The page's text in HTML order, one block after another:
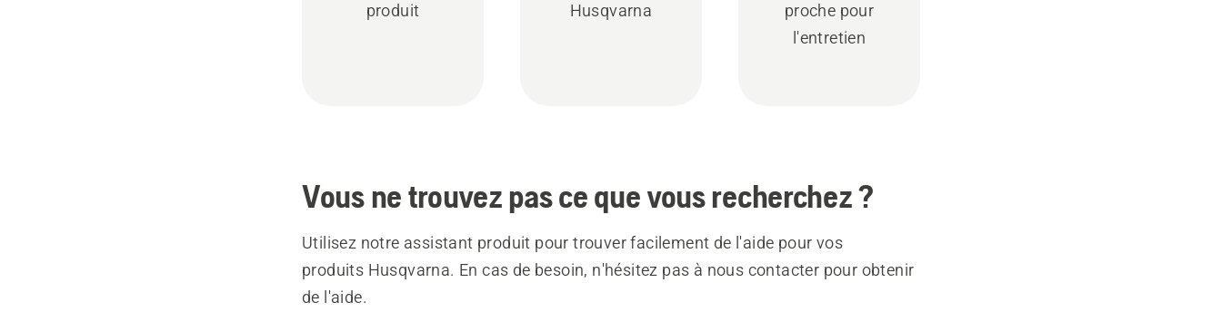
produit
Husqvarna
proche pour
l'entretien
Vous ne trouvez pas ce que vous recherchez ?
Utilisez notre assistant produit pour trouver facilement de l'aide pour vos
produits Husqvarna. En cas de besoin, n'hésitez pas à nous contacter pour obtenir
de l'aide.